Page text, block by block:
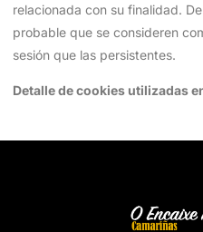
relacionada con su finalidad.
probable que se consideren
sesión que las persistentes.
Detalle de cookies utilizadas